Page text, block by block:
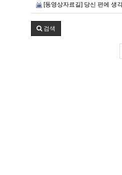
[동영상자료길] 당신 편에 생
검색